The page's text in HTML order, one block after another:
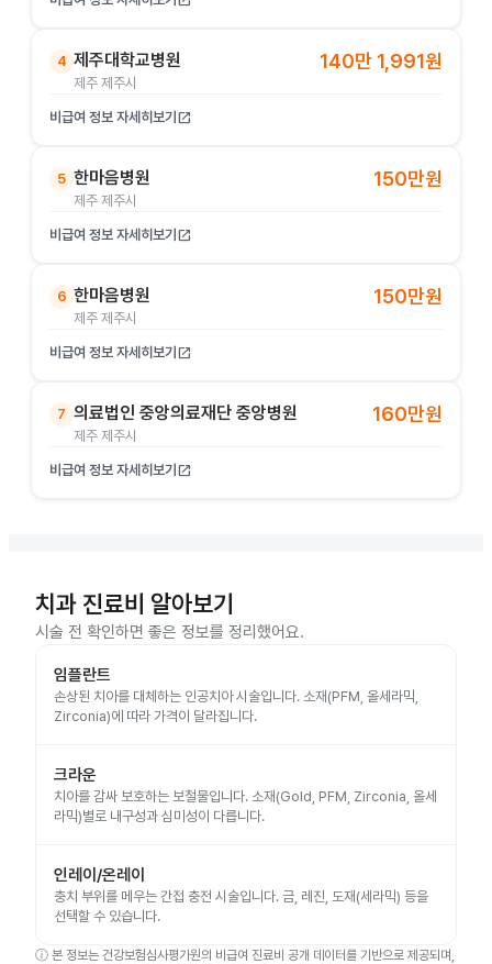
4 제주대학교병원
제주 제주시
140만 1,991원
비급여 정보 자세히보기 open_in_new
5 한마음병원
제주 제주시
150만원
비급여 정보 자세히보기 open_in_new
6 한마음병원
제주 제주시
150만원
비급여 정보 자세히보기 open_in_new
7 의료법인 중앙의료재단 중앙병원
제주 제주시
160만원
비급여 정보 자세히보기 open_in_new
치과 진료비 알아보기
시술 전 확인하면 좋은 정보를 정리했어요.
임플란트
손상된 치아를 대체하는 인공치아 시술입니다. 소재(PFM, 올세라믹,
Zirconia)에 따라 가격이 달라집니다.
크라운
치아를 감싸 보호하는 보철물입니다. 소재(Gold, PFM, Zirconia, 올세
라믹)별로 내구성과 심미성이 다릅니다.
인레이/온레이
충치 부위를 메우는 간접 충전 시술입니다. 금, 레진, 도재(세라믹) 등을
선택할 수 있습니다.
ⓘ 본 정보는 건강보험심사평가원의 비급여 진료비 공개 데이터를 기반으로 제공되며,